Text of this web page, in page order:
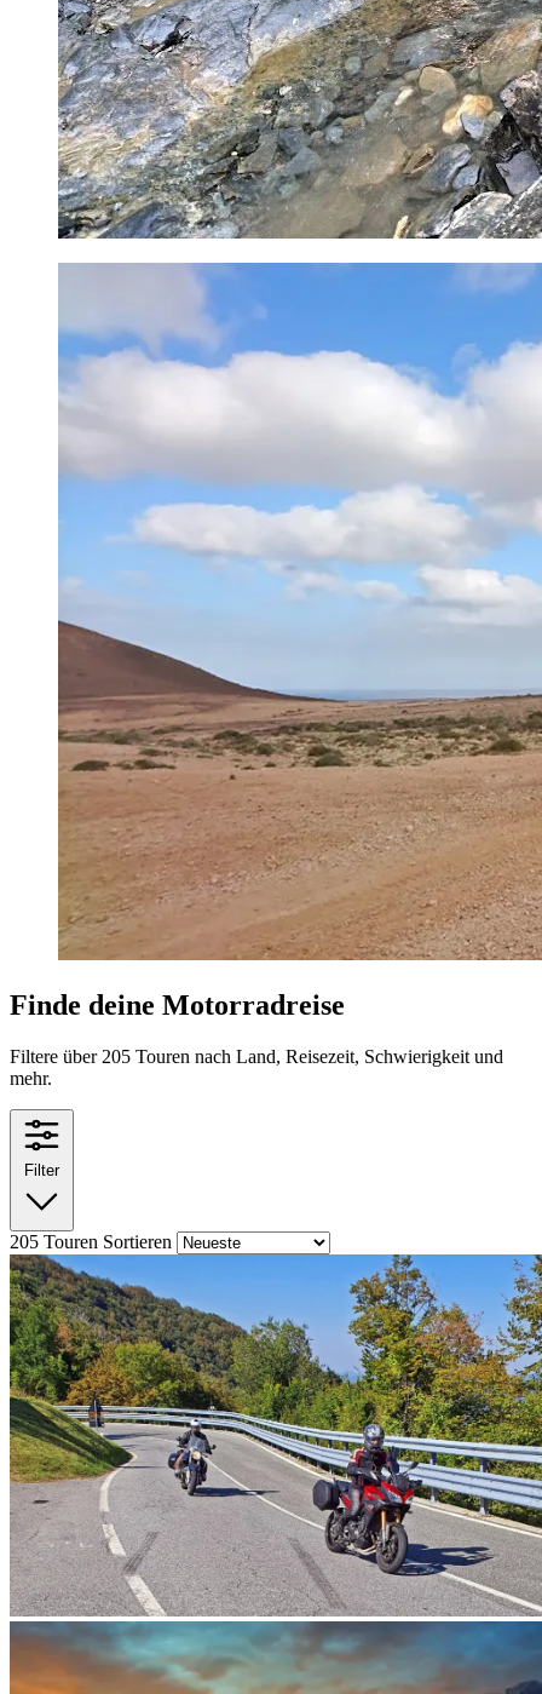
Finde deine Motorradreise
Filtere über 205 Touren nach Land, Reisezeit, Schwierigkeit und
mehr.
Filter
205 Touren Sortieren